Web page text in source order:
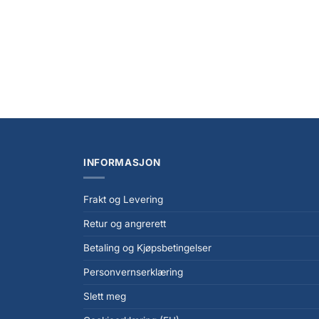
INFORMASJON
Frakt og Levering
Retur og angrerett
Betaling og Kjøpsbetingelser
Personvernserklæring
Slett meg